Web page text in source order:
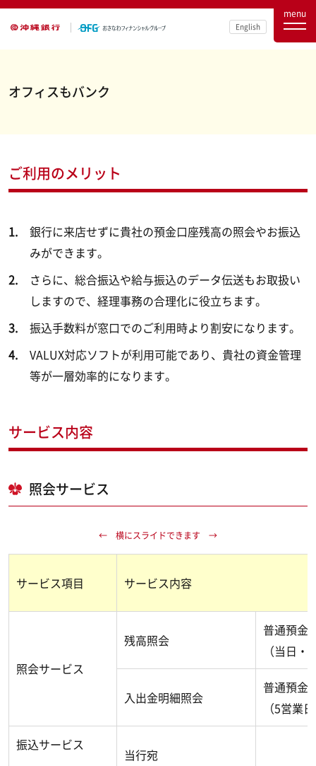
English
menu
オフィスもバンク
ご利用のメリット
銀行に来店せずに貴社の預金口座残高の照会やお振込
みができます。
さらに、総合振込や給与振込のデータ伝送もお取扱い
しますので、経理事務の合理化に役立ちます。
振込手数料が窓口でのご利用時より割安になります。
VALUX対応ソフトが利用可能であり、貴社の資金管理
等が一層効率的になります。
サービス内容
照会サービス
サービス項目 サービス内容
照会サービス
残高照会
普通預金
（当日
入出金明細照会
普通預金
（5営業
振込サービス
当行宛